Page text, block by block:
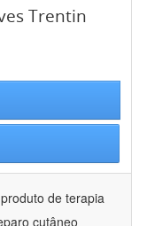
Trentin
de terapia
cutâneo